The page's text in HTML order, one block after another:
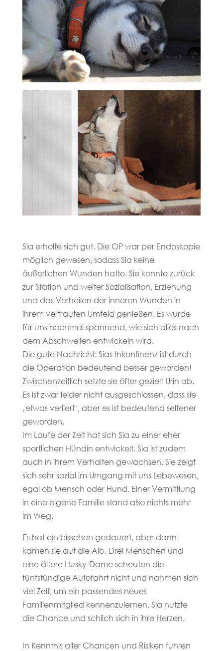
Sia erholte sich gut. Die OP war per Endoskopie
möglich gewesen, sodass Sia keine
äußerlichen Wunden hatte. Sie konnte zurück
zur Station und weiter Sozialisation, Erziehung
und das Verheilen der inneren Wunden in
ihrem vertrauten Umfeld genießen. Es wurde
für uns nochmal spannend, wie sich alles nach
dem Abschwellen entwickeln wird.
Die gute Nachricht: Sias Inkontinenz ist durch
die Operation bedeutend besser geworden!
Zwischenzeitlich setzte sie öfter gezielt Urin ab.
Es ist zwar leider nicht ausgeschlossen, dass sie
‚etwas verliert‘, aber es ist bedeutend seltener
geworden.
Im Laufe der Zeit hat sich Sia zu einer eher
sportlichen Hündin entwickelt. Sia ist zudem
auch in ihrem Verhalten gewachsen. Sie zeigt
sich sehr sozial im Umgang mit uns Lebewesen,
egal ob Mensch oder Hund. Einer Vermittlung
in eine eigene Familie stand also nichts mehr
im Weg.
Es hat ein bisschen gedauert, aber dann
kamen sie auf die Alb. Drei Menschen und
eine ältere Husky-Dame scheuten die
fünfstündige Autofahrt nicht und nahmen sich
viel Zeit, um ein passendes neues
Familienmitglied kennenzulernen. Sia nutzte
die Chance und schlich sich in ihre Herzen.
In Kenntnis aller Chancen und Risiken fuhren